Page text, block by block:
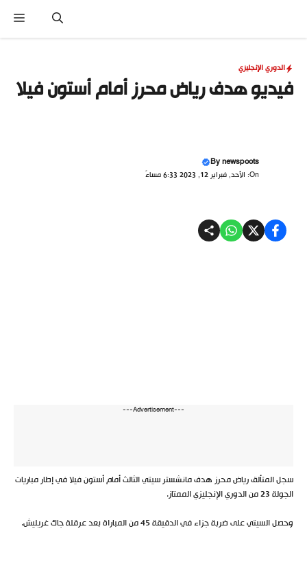
المحتوى
الدوري الإنجليزي
فيديو هدف رياض محرز أمام أستون فيلا
Bynewspoots
On: الأحد, فبراير 12, 2023 6:33 مساءً
---Advertisement---
سجل المتألق رياض محرز هدف مانشستر سيتي الثالث أمام أستون فيلا في إطار مباريات
الجولة 23 من الدوري الإنجليزي الممتاز.
وحصل السيتي على ضربة جزاء في الدقيقة 45 من المباراة بعد عرقلة جاك غريليش.